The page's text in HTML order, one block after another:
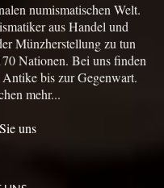
numismatischen Welt.
aus Handel und
Münzherstellung zu tun
Nationen. Bei uns finden
bis zur Gegenwart.
mehr...
uns